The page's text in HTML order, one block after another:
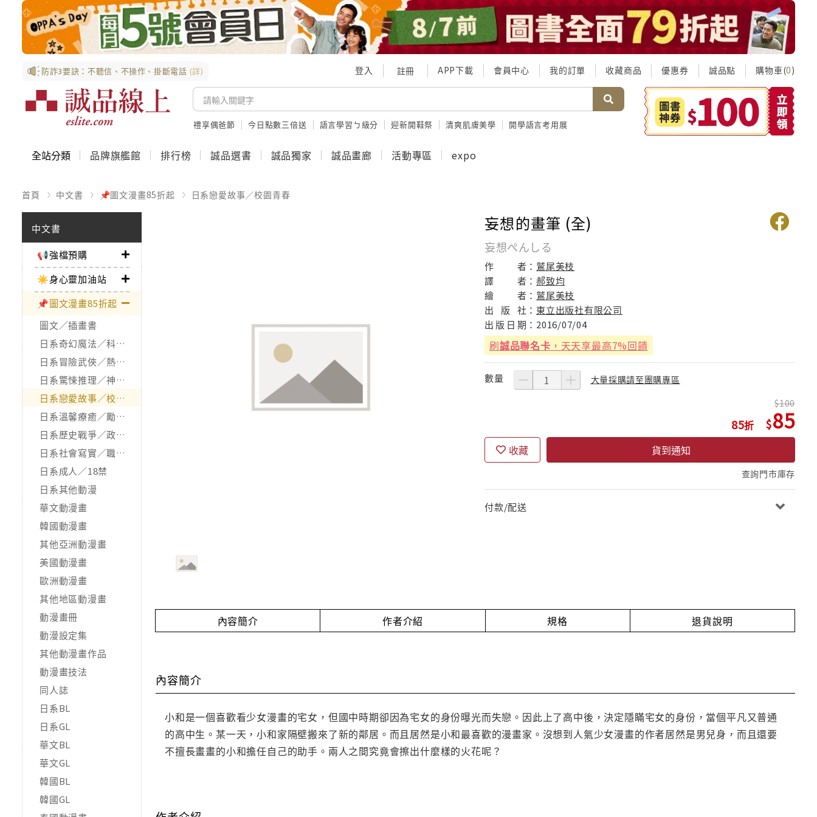
防詐3要訣：不聽信、不操作、掛斷電話 (詳) 登入 註冊 APP下載 會員中心 我的訂單 收藏商品 優惠券 誠品點 購物車(0)
禮享偶爸節 今日點數三倍送 語言學習ㄅ級分 迎新開鞋祭 清爽肌膚美學 開學語言考用展
全站分類 品牌旗艦館 排行榜 誠品選書 誠品獨家 誠品畫廊 活動專區 expo
首頁 中文書 📌圖文漫畫85折起 日系戀愛故事／校園青春
中文書
📢強檔預購
☀️身心靈加油站
📌圖文漫畫85折起
圖文／插畫書
日系奇幻魔法／科幻冒險
日系冒險武俠／熱血運動
日系驚悚推理／神怪靈異
日系戀愛故事／校園青春
日系溫馨療癒／勵志搞笑
日系歷史戰爭／政治宗教
日系社會寫實／職場職人
日系成人／18禁
日系其他動漫
華文動漫畫
韓國動漫畫
其他亞洲動漫畫
美國動漫畫
歐洲動漫畫
其他地區動漫畫
動漫畫冊
動漫設定集
其他動漫畫作品
動漫畫技法
同人誌
日系BL
日系GL
華文BL
華文GL
韓國BL
韓國GL
妄想的畫筆 (全)
妄想ぺんしる
作 者： 鷲尾美枝
譯
者：郝致均
繪
者： 鷲尾美枝
出
版 社： 東立出版社有限公司
出 版 日 期： 2016/07/04
刷誠品聯名卡 ，天天享最高7%回饋
數量 大量採購請至團購專區
85
100
85
收藏 貨到通知
查詢門市庫存
付款/配送
內容簡介 作者介紹 規格 退貨說明
內容簡介
小和是一個喜歡看少女漫畫的宅女，但國中時期卻因為宅女的身份曝光而失戀。因此上了高中後，決定隱瞞宅女的身份，當個平凡又普通
的高中生。某一天，小和家隔壁搬來了新的鄰居。而且居然是小和最喜歡的漫畫家。沒想到人氣少女漫畫的作者居然是男兒身，而且還要
不擅長畫畫的小和擔任自己的助手。兩人之間究竟會擦出什麼樣的火花呢？